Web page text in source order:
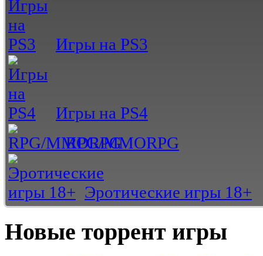
Игры на PS3
Игры на PS4
RPG/MMORPG
Эротические игры 18+
Новые торрент игры